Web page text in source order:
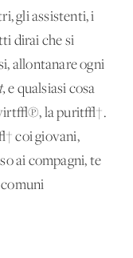
gli assistenti, i
dirai che si
allontanare ogni
e qualsiasi cosa
virt√π, la purit√†.
coi giovani,
ai compagni, te
comuni